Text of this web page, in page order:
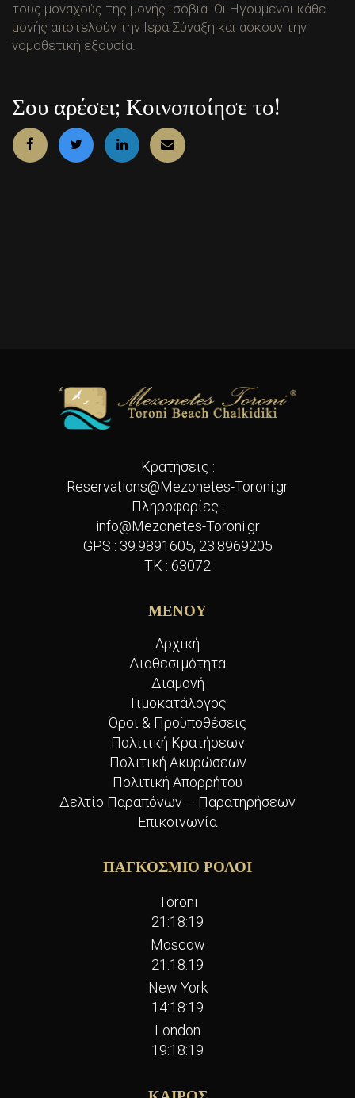
τους μοναχούς της μονής ισόβια. Οι Ηγούμενοι κάθε
μονής αποτελούν την Ιερά Σύναξη και ασκούν την
νομοθετική εξουσία.
Σου αρέσει; Κοινοποίησε το!
Κρατήσεις :
Reservations@Mezonetes-Toroni.gr
Πληροφορίες :
info@Mezonetes-Toroni.gr
GPS : 39.9891605, 23.8969205
TK : 63072
ΜΕΝΟΥ
Αρχική
Διαθεσιμότητα
Διαμονή
Τιμοκατάλογος
Όροι & Προϋποθέσεις
Πολιτική Κρατήσεων
Πολιτική Ακυρώσεων
Πολιτική Απορρήτου
Δελτίο Παραπόνων – Παρατηρήσεων
Επικοινωνία
ΠΑΓΚΟΣΜΙΟ ΡΟΛΟΙ
Toroni
21:18:19
Moscow
21:18:19
New York
14:18:19
London
19:18:19